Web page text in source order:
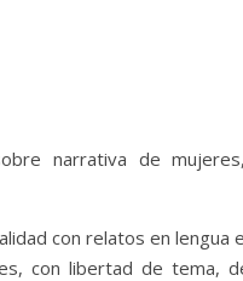
narrativa de
con relatos en lengua
con libertad de tema,